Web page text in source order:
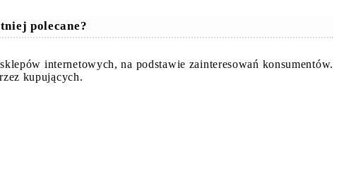
polecane?
internetowych, na podstawie zainteresowań konsumentów.
kupujących.